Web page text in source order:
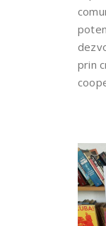
prin